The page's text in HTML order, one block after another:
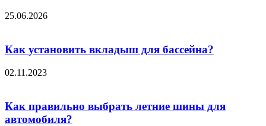
25.06.2026
Как установить вкладыш для бассейна?
02.11.2023
Как правильно выбрать летние шины для
автомобиля?